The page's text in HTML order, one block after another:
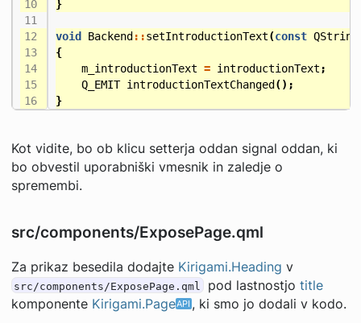
}
void Backend::setIntroductionText(const QString
{
m_introductionText = introductionText ;
Q_EMIT introductionTextChanged();
}
Kot vidite, bo ob klicu setterja oddan signal oddan, ki
bo obvestil uporabniški vmesnik in zaledje o
spremembi.
src/components/ExposePage.qml
Za prikaz besedila dodajte Kirigami.Heading v
src/components/ExposePage.qml pod lastnostjo title
komponente Kirigami.Page , ki smo jo dodali v kodo.